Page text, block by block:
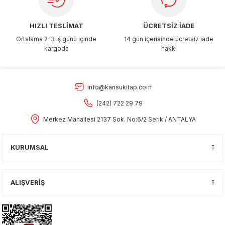
HIZLI TESLİMAT
Ortalama 2-3 iş günü içinde
kargoda
ÜCRETSİZ İADE
14 gün içerisinde ücretsiz iade
hakkı
info@kansukitap.com
(242) 722 29 79
Merkez Mahallesi 2137 Sok. No:6/2 Serik / ANTALYA
KURUMSAL
ALIŞVERİŞ